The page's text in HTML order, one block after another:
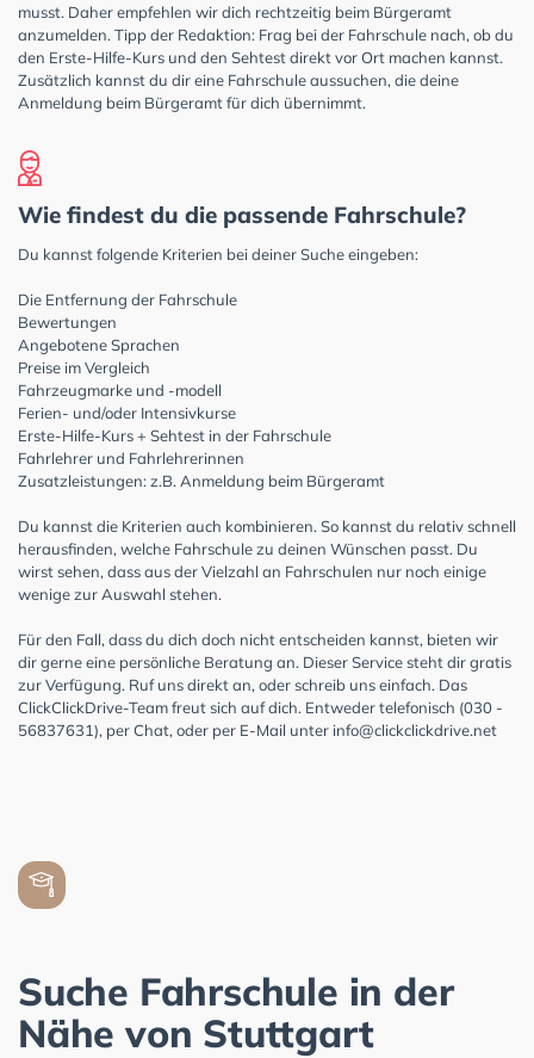
musst. Daher empfehlen wir dich rechtzeitig beim Bürgeramt
anzumelden. Tipp der Redaktion: Frag bei der Fahrschule nach, ob du
den Erste-Hilfe-Kurs und den Sehtest direkt vor Ort machen kannst.
Zusätzlich kannst du dir eine Fahrschule aussuchen, die deine
Anmeldung beim Bürgeramt für dich übernimmt.
Wie findest du die passende Fahrschule?
Du kannst folgende Kriterien bei deiner Suche eingeben:
Die Entfernung der Fahrschule
Bewertungen
Angebotene Sprachen
Preise im Vergleich
Fahrzeugmarke und -modell
Ferien- und/oder Intensivkurse
Erste-Hilfe-Kurs + Sehtest in der Fahrschule
Fahrlehrer und Fahrlehrerinnen
Zusatzleistungen: z.B. Anmeldung beim Bürgeramt
Du kannst die Kriterien auch kombinieren. So kannst du relativ schnell
herausfinden, welche Fahrschule zu deinen Wünschen passt. Du
wirst sehen, dass aus der Vielzahl an Fahrschulen nur noch einige
wenige zur Auswahl stehen.
Für den Fall, dass du dich doch nicht entscheiden kannst, bieten wir
dir gerne eine persönliche Beratung an. Dieser Service steht dir gratis
zur Verfügung. Ruf uns direkt an, oder schreib uns einfach. Das
ClickClickDrive-Team freut sich auf dich. Entweder telefonisch (030 -
56837631), per Chat, oder per E-Mail unter info@clickclickdrive.net
Suche Fahrschule in der
Nähe von Stuttgart